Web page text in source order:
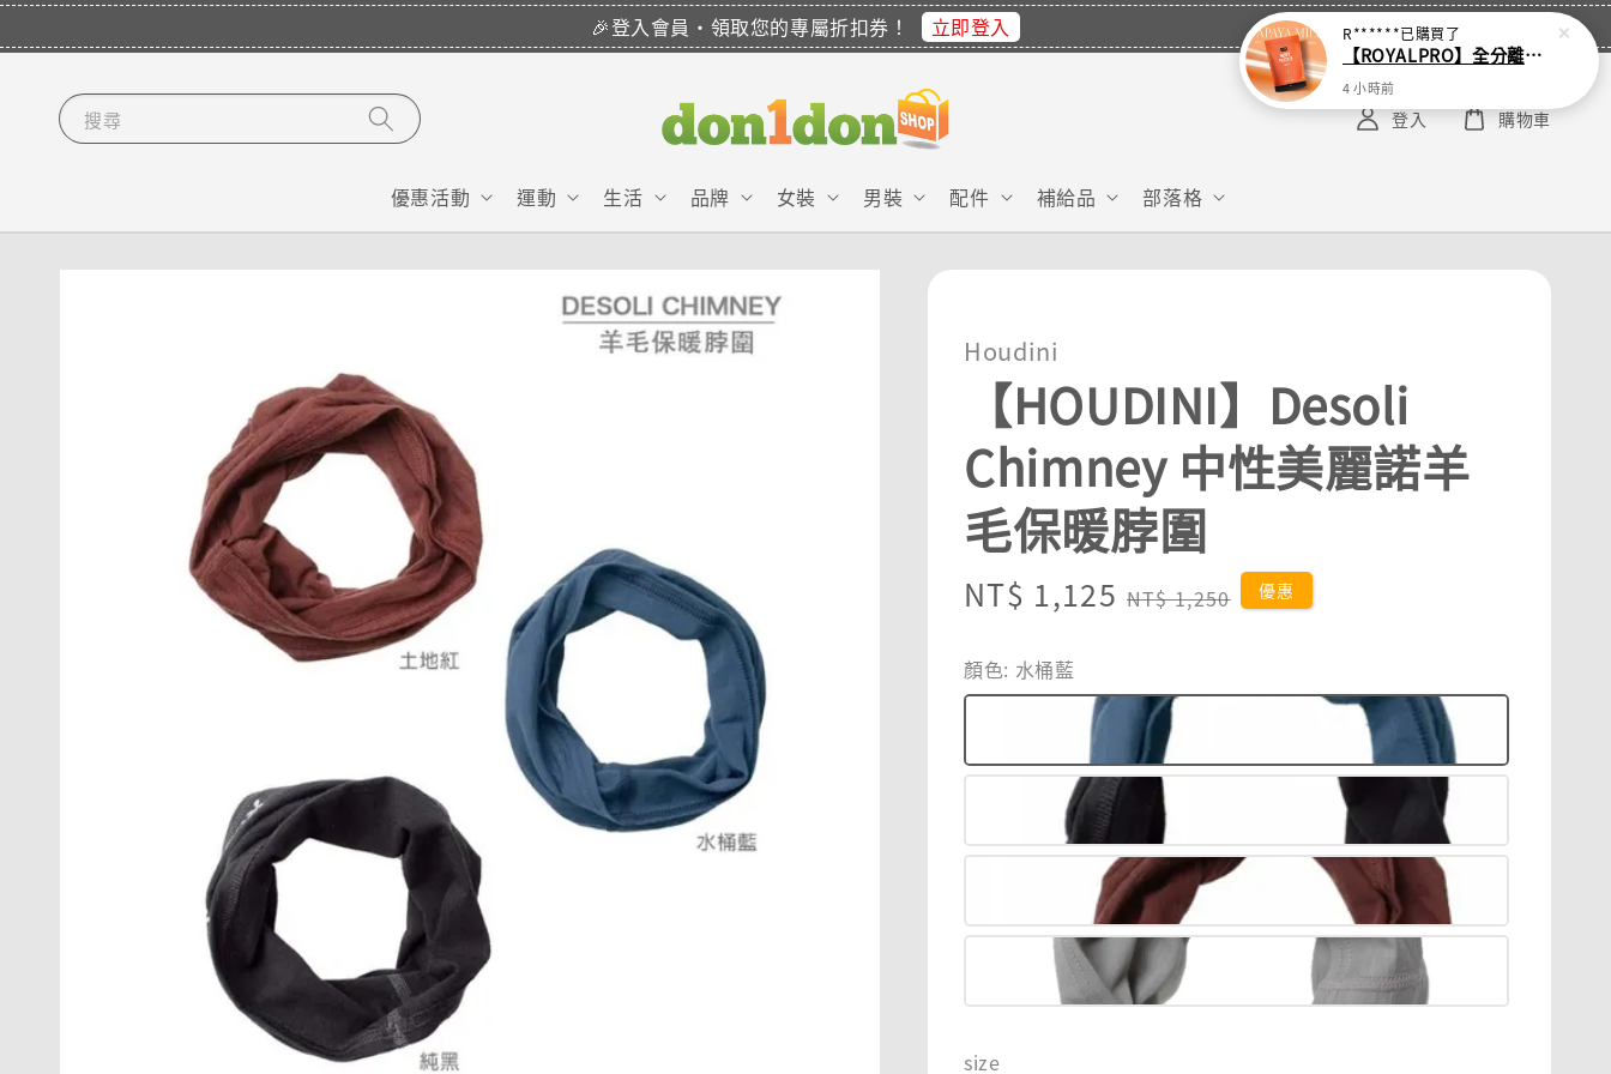
🎉登入會員・領取您的專屬折扣券！ 立即登入
搜尋
優惠活動 運動 生活 品牌 女裝 男裝 配件 補給品 部落格
登入 購物車
Houdini
【HOUDINI】Desoli
Chimney 中性美麗諾羊
毛保暖脖圍
Sale
NT$ 1,125 Regular
NT$ 1,250 優惠
顏色: 水桶藍
size
R******已購買了
【ROYALPRO】全分離乳清蛋白-1KG -多口味任選｜可加購湯匙
4 小時前